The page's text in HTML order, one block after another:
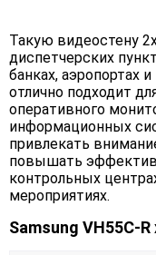
Такую видеостену
диспетчерских
банках, аэропортах
отлично подходит
оперативного
информационных
привлекать
повышать
контрольных
мероприятиях.
Samsung VH55C-